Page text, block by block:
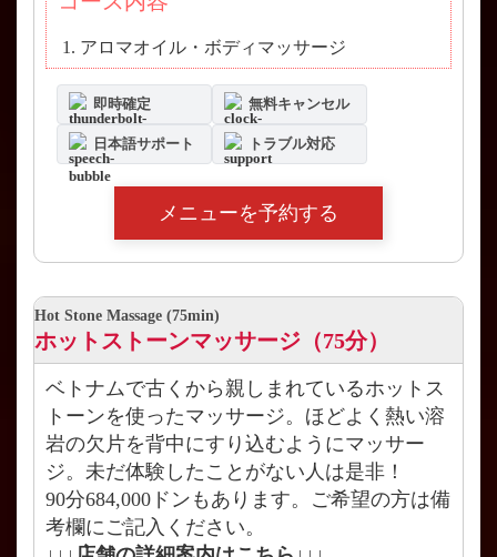
アロマオイル・ボディマッサージ
即時確定 無料キャンセル
日本語サポート トラブル対応
メニューを予約する
Hot Stone Massage (75min)
ホットストーンマッサージ（75分）
ベトナムで古くから親しまれているホットス
トーンを使ったマッサージ。ほどよく熱い溶
岩の欠片を背中にすり込むようにマッサー
ジ。未だ体験したことがない人は是非！
90分684,000ドンもあります。ご希望の方は備
考欄にご記入ください。